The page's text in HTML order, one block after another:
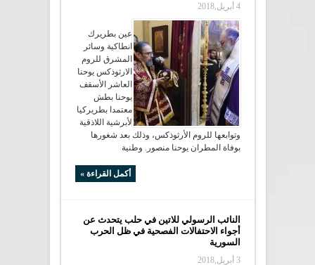
4 أبريل,2018
عين بطريرك
انطاكية وسائر
المشرق للروم
الارثوذكس يوحنا
العاشر الأسقف
يوحنا بطش
معتمدا بطريركيا
لأبرشية اللاذقية
وتوابعها للروم الأرثوذكس، وذلك بعد شغورها
بوفاة المطران يوحنا منصور. وطنية
أكمل القراءة »
النائب الرسولي للاتين في حلب يتحدث عن
أجواء الاحتفالات الفصحية في ظل الحرب
السورية
3 أبريل,2018